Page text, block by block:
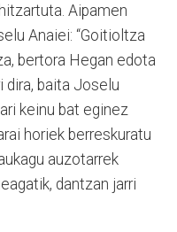
Aipamen
Anaiei: “Goitioltza
bertora Hegan edota
dira, baita Joselu
keinu bat eginez
horiek berreskuratu
auzotarrek
dantzan jarri